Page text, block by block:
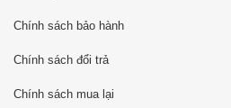
Chính sách bảo hành
Chính sách đổi trả
Chính sách mua lại